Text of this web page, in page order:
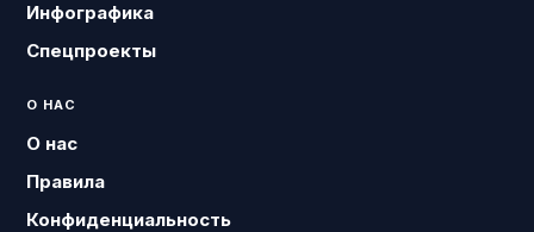
Инфографика
Спецпроекты
О НАС
О нас
Правила
Конфиденциальность